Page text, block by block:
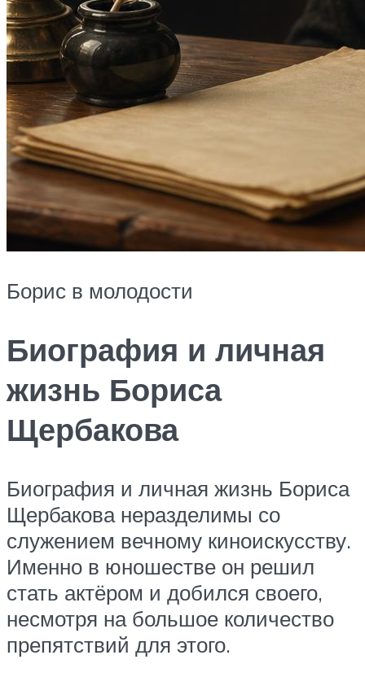
Борис в молодости
Биография и личная
жизнь Бориса
Щербакова
Биография и личная жизнь Бориса
Щербакова неразделимы со
служением вечному киноискусству.
Именно в юношестве он решил
стать актёром и добился своего,
несмотря на большое количество
препятствий для этого.